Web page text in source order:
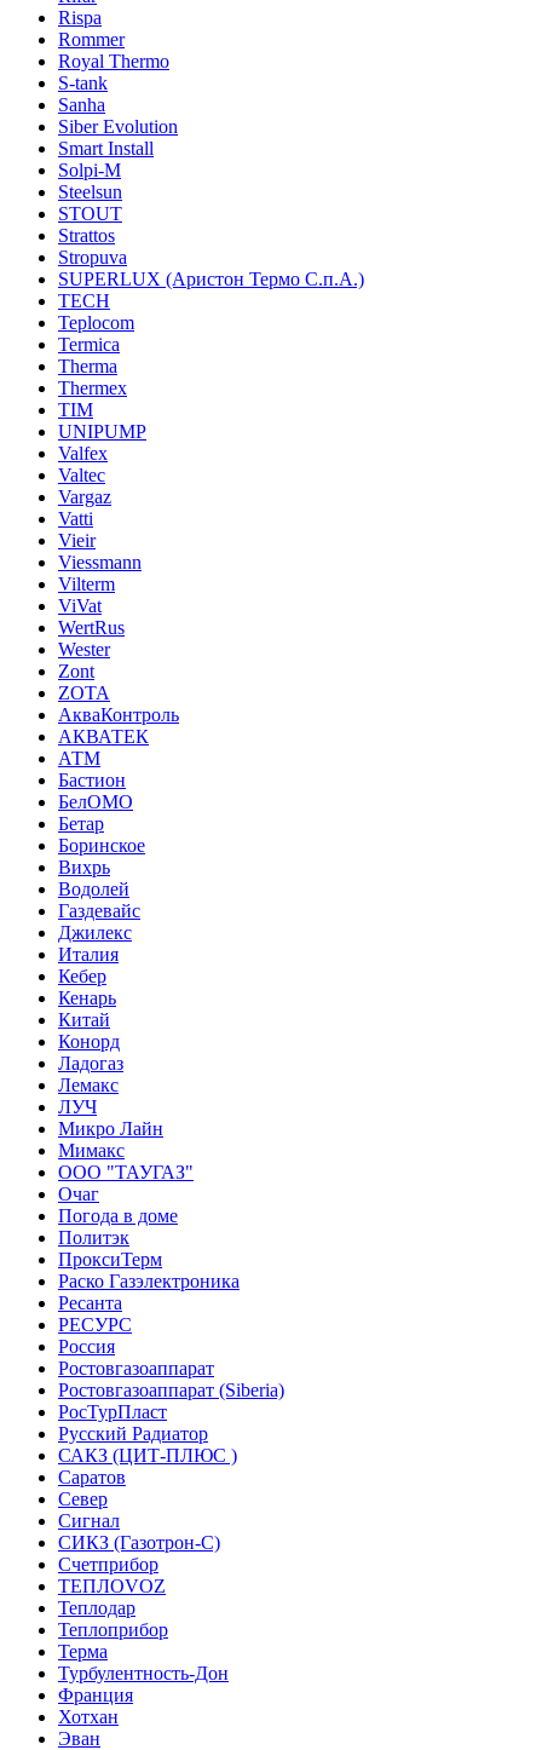
Rispa
Rommer
Royal Thermo
S-tank
Sanha
Siber Evolution
Smart Install
Solpi-M
Steelsun
STOUT
Strattos
Stropuva
SUPERLUX (Аристон Термо С.п.А.)
TECH
Teplocom
Termica
Therma
Thermex
TIM
UNIPUMP
Valfex
Valtec
Vargaz
Vatti
Vieir
Viessmann
Vilterm
ViVat
WertRus
Wester
Zont
ZOTA
АкваКонтроль
АКВАТЕК
АТМ
Бастион
БелОМО
Бетар
Боринское
Вихрь
Водолей
Газдевайс
Джилекс
Италия
Кебер
Кенарь
Китай
Конорд
Ладогаз
Лемакс
ЛУЧ
Микро Лайн
Мимакс
ООО "ТАУГАЗ"
Очаг
Погода в доме
Политэк
ПроксиТерм
Раско Газэлектроника
Ресанта
РЕСУРС
Россия
Ростовгазоаппарат
Ростовгазоаппарат (Siberia)
РосТурПласт
Русский Радиатор
САКЗ (ЦИТ-ПЛЮС )
Саратов
Север
Сигнал
СИКЗ (Газотрон-С)
Счетприбор
ТЕПЛОVOZ
Теплодар
Теплоприбор
Терма
Турбулентность-Дон
Франция
Хотхан
Эван